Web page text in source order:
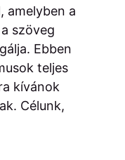
amelyben a
szöveg
Ebben
teljes
kívánok
Célunk,